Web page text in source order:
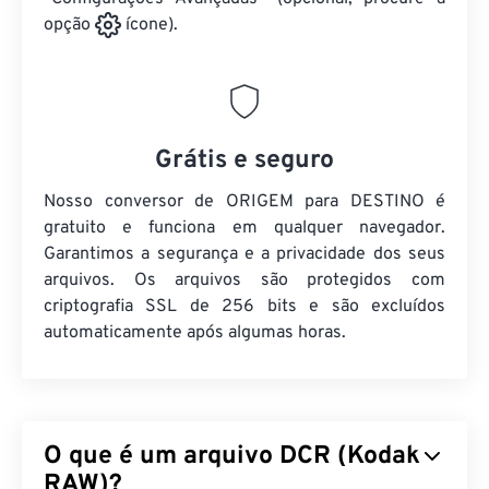
opção
ícone).
Grátis e seguro
Nosso conversor de ORIGEM para DESTINO é
gratuito e funciona em qualquer navegador.
Garantimos a segurança e a privacidade dos seus
arquivos. Os arquivos são protegidos com
criptografia SSL de 256 bits e são excluídos
automaticamente após algumas horas.
O que é um arquivo DCR (Kodak